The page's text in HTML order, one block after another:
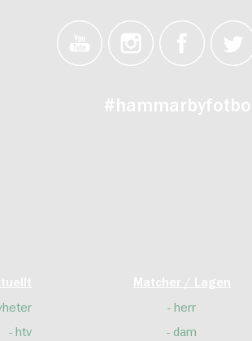
#hammarbyfotboll
htv
Matcher / Lagen
herr
dam